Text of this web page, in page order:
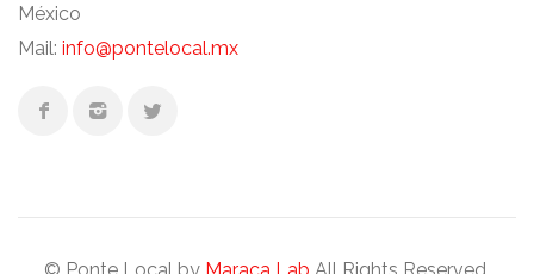
México
Mail: info@pontelocal.mx